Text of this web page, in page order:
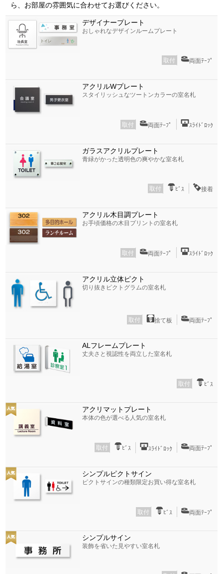
ら、お部屋の雰囲気に合わせてお選びください。
デザイナープレート
おしゃれなデザインルームプレート
取付 両面ﾃｰﾌﾟ
アクリルWプレート
スタイリッシュなツートンカラーの室名札
取付 両面ﾃｰﾌﾟ ｽﾗｲﾄﾞﾛｯｸ
ガラスアクリルプレート
青緑がかった透明色の爽やかな室名札
取付 ﾋﾞｽ 接着
アクリル木目調プレート
お手頃価格の木目プリントの室名札
取付 両面ﾃｰﾌﾟ ｽﾗｲﾄﾞﾛｯｸ
アクリル立体ピクト
切り抜きピクトグラムの室名札
取付 捨て板 両面ﾃｰﾌﾟ
ALフレームプレート
丈夫さと視認性を両立した室名札
取付 ﾋﾞｽ
アクリマットプレート
本体の色が選べる人気の室名札
取付 ﾋﾞｽ ｽﾗｲﾄﾞﾛｯｸ 両面ﾃｰﾌﾟ
シンプルピクトサイン
ピクトサインの種類限定お買い得な室名札
取付 ﾋﾞｽ 両面ﾃｰﾌﾟ
シンプルサイン
装飾を省いた見やすい室名札